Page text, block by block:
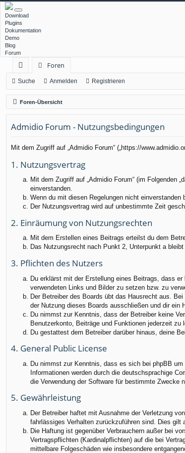
Download
Plugins
Dokumentation
Demo
Blog
Forum
ch
ne
llz
ug
Foren
Suche Anmelden Registrieren
Foren-Übersicht
Admidio Forum - Nutzungsbedingungen
Mit dem Zugriff auf „Admidio Forum“ („https://
1. Nutzungsvertrag
Mit dem Zugriff auf „Admidio Forum“ (im Folgenden
einverstanden.
Wenn du mit diesen Regelungen nicht
Der Nutzungsvertrag wird auf unbestimmte Zeit
2. Einräumung von Nutzungsrechten
Mit dem Erstellen eines Beitrags erteilst du dem
Das Nutzungsrecht nach Punkt 2, Unterpunkt a
3. Pflichten des Nutzers
Du erklärst mit der Erstellung eines Beitrags, dass
verwendeten Links und Bilder zu setzen bzw. zu
Der Betreiber des Boards übt das Hausrecht aus.
der Nutzung dieses Boards ausschließen und dir ein
Du nimmst zur Kenntnis, dass der Betreiber keine
Benutzerkonto, Beiträge und Funktionen jederzeit zu
Du gestattest dem Betreiber darüber hinaus, deine
4. General Public License
Du nimmst zur Kenntnis, dass es sich bei phpBB um
Informationen werden durch die deutschsprachige
die Verwendung der Software für bestimmte Zwecke
5. Gewährleistung
Der Betreiber haftet mit Ausnahme der Verletzung
fahrlässiges Verhalten zurückzuführen sind. Dies gilt
Die Haftung ist gegenüber Verbrauchern außer bei
Vertragspflichten (Kardinalpflichten) auf die bei
mittelbare Folgeschäden wie insbesondere